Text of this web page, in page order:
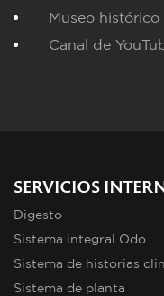
Museo histórico
Canal de
SERVICIOS
Digesto
Sistema integral Odo
Sistema de historias
Sistema de planta